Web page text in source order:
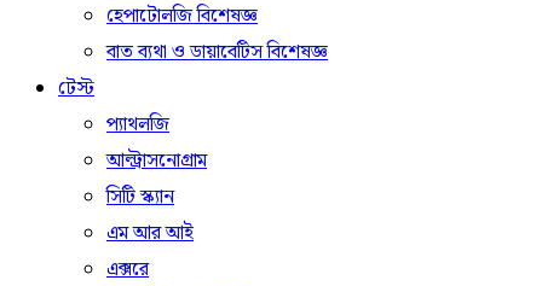
হেপাটোলজি বিশেষজ্ঞ
বাত ব্যথা ও ডায়াবেটিস বিশেষজ্ঞ
টেস্ট
প্যাথলজি
আল্ট্রাসনোগ্রাম
সিটি স্ক্যান
এম আর আই
এক্সরে